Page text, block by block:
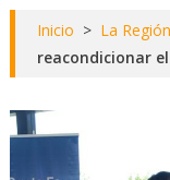
Inicio > La Región
reacondicionar